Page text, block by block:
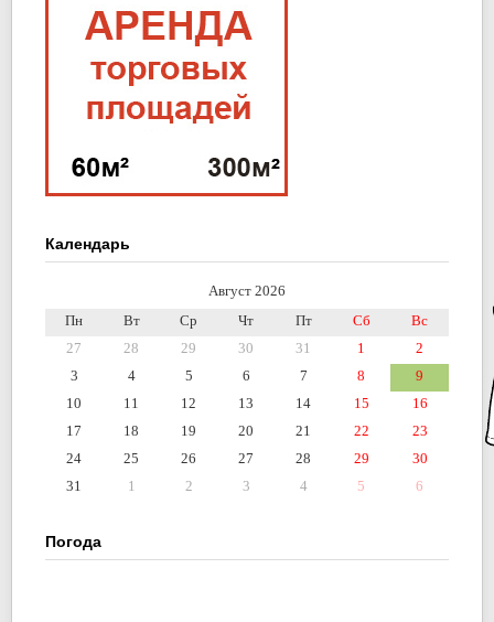
Календарь
Август 2026
Пн
Вт Ср Чт Пт Сб
Вс
27
28 29 30 31 1
2
3
4 5 6 7 8
9
10
11 12 13 14 15
16
17
18 19 20 21 22
23
24
25 26 27 28 29
30
31
1 2 3 4 5 6
Погода